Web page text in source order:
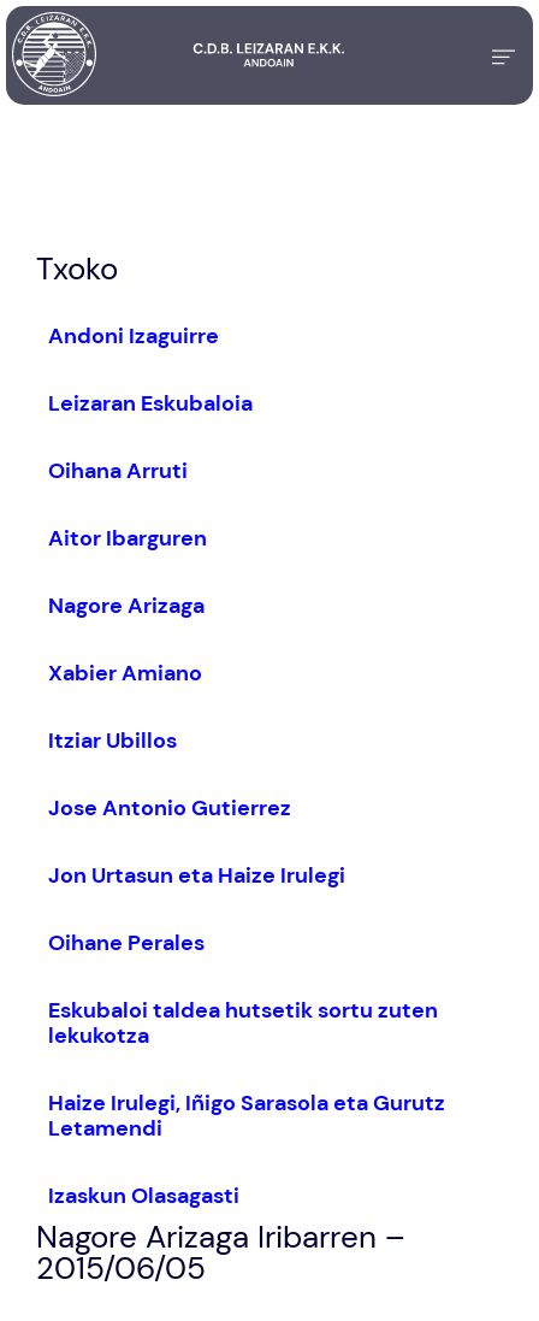
Txoko
Andoni Izaguirre
Leizaran Eskubaloia
Oihana Arruti
Aitor Ibarguren
Nagore Arizaga
Xabier Amiano
Itziar Ubillos
Jose Antonio Gutierrez
Jon Urtasun eta Haize Irulegi
Oihane Perales
Eskubaloi taldea hutsetik sortu zuten
lekukotza
Haize Irulegi, Iñigo Sarasola eta Gurutz
Letamendi
Izaskun Olasagasti
Nagore Arizaga Iribarren –
2015/06/05